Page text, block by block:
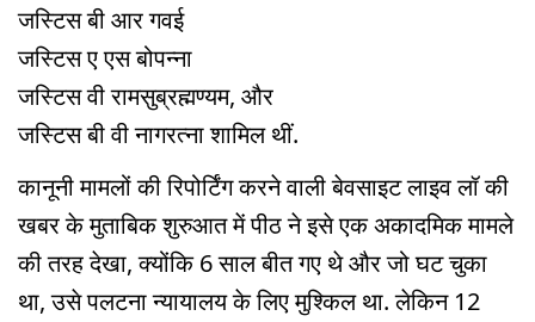
जस्टिस बी आर गवई
जस्टिस ए एस बोपन्ना
जस्टिस वी रामसुब्रह्मण्यम, और
जस्टिस बी वी नागरत्ना शामिल थीं.
कानूनी मामलों की रिपोर्टिंग करने वाली बेवसाइट लाइव लॉ की
खबर के मुताबिक शुरुआत में पीठ ने इसे एक अकादमिक मामले
की तरह देखा, क्योंकि 6 साल बीत गए थे और जो घट चुका
था, उसे पलटना न्यायालय के लिए मुश्किल था. लेकिन 12